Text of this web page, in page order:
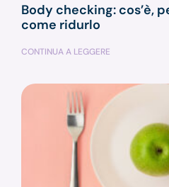
Body checking: cos’è,
come ridurlo
CONTINUA A LEGGERE